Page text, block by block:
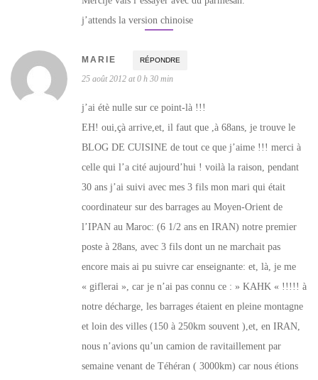
j’attends la version chinoise
MARIE RÉPONDRE
25 août 2012 at 0 h 30 min
j’ai étè nulle sur ce point-là !!!
EH! oui,çà arrive,et, il faut que ,à 68ans, je trouve le
BLOG DE CUISINE de tout ce que j’aime !!! merci à
celle qui l’a cité aujourd’hui ! voilà la raison, pendant
30 ans j’ai suivi avec mes 3 fils mon mari qui était
coordinateur sur des barrages au Moyen-Orient de
l’IPAN au Maroc: (6 1/2 ans en IRAN) notre premier
poste à 28ans, avec 3 fils dont un ne marchait pas
encore mais ai pu suivre car enseignante: et, là, je me
« giflerai », car je n’ai pas connu ce : » KAHK « !!!!! à
notre décharge, les barrages étaient en pleine montagne
et loin des villes (150 à 250km souvent ),et, en IRAN,
nous n’avions qu’un camion de ravitaillement par
semaine venant de Téhéran ( 3000km) car nous étions